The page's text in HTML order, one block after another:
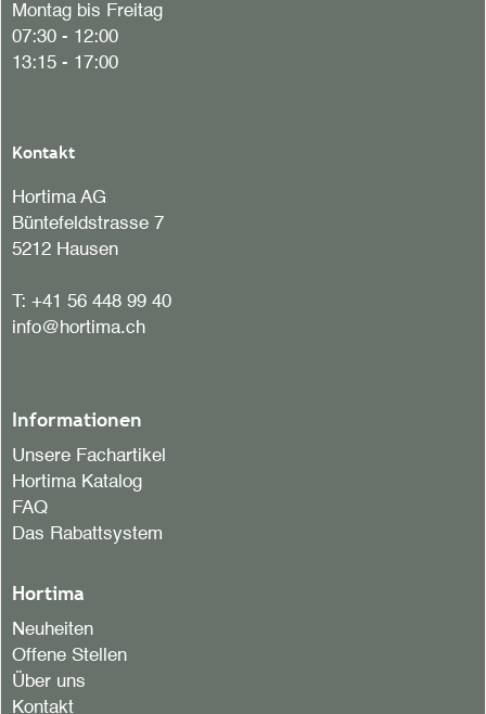
Montag bis Freitag
07:30 - 12:00
13:15 - 17:00
Kontakt
Hortima AG
Büntefeldstrasse 7
5212 Hausen
T: +41 56 448 99 40
info@hortima.ch
Informationen
Unsere Fachartikel
Hortima Katalog
FAQ
Das Rabattsystem
Hortima
Neuheiten
Offene Stellen
Über uns
Kontakt